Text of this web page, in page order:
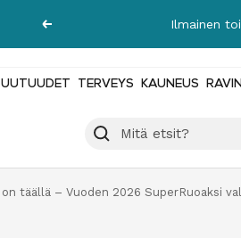
Edellinen Ilmainen
UUTUUDET TERVEYS KAUNEUS
täällä – Vuoden 2026 SuperRuoaksi